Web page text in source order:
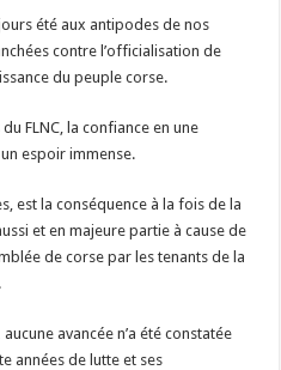
été aux antipodes de nos
contre l’officialisation de
du peuple corse.
FLNC, la confiance en une
espoir immense.
est la conséquence à la fois de la
et en majeure partie à cause de
de corse par les tenants de la
avancée n’a été constatée
années de lutte et ses